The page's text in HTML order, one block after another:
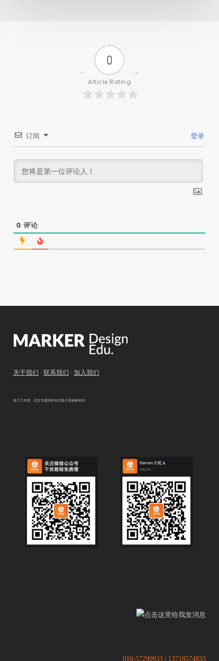
0
Article Rating
订阅 登录
0 评论
关于我们 / 联系我们 / 加入我们
线下工作室：北京市通州区宋庄镇小堡画家村内
010-57290933 | 13718574833